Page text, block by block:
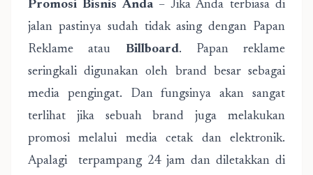
Promosi Bisnis Anda– Jika Anda terbiasa di
jalan pastinya sudah tidak asing dengan Papan
Reklame atau Billboard. Papan reklame
seringkali digunakan oleh brand besar sebagai
media pengingat. Dan fungsinya akan sangat
terlihat jika sebuah brand juga melakukan
promosi melalui media cetak dan elektronik.
Apalagi terpampang 24 jam dan diletakkan di